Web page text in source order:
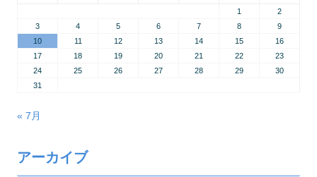
1
2
3
4 5 6 7 8
9
10
11 12 13 14 15
16
17
18 19 20 21 22
23
24
25 26 27 28 29
30
31
« 7月
アーカイブ